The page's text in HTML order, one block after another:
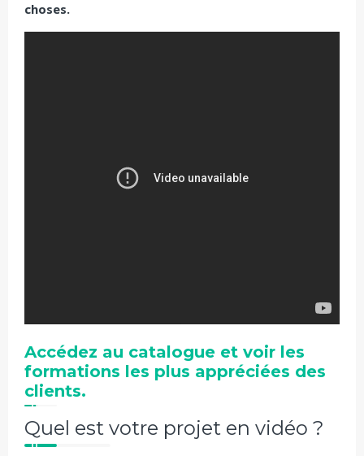
choses.
Accédez au catalogue et voir les
formations les plus appréciées des
clients.
Quel est votre projet en vidéo ?